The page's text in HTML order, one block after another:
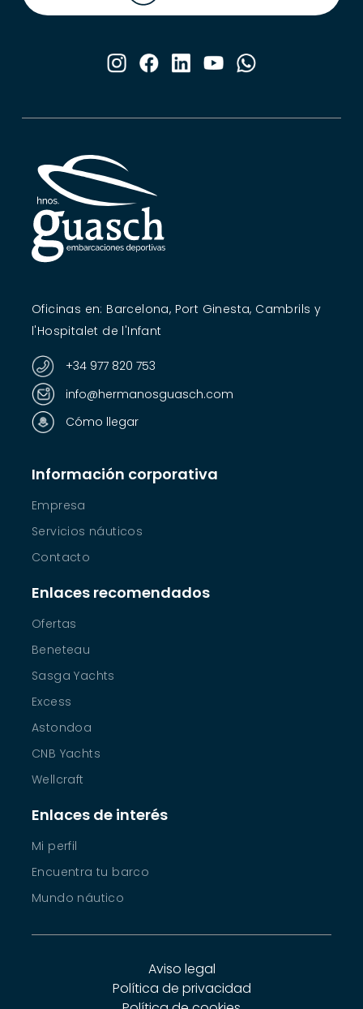
Oficinas en: Barcelona, Port Ginesta, Cambrils y
l'Hospitalet de l'Infant
+34 977 820 753
info@hermanosguasch.com
Cómo llegar
Información corporativa
Empresa
Servicios náuticos
Contacto
Enlaces recomendados
Ofertas
Beneteau
Sasga Yachts
Excess
Astondoa
CNB Yachts
Wellcraft
Enlaces de interés
Mi perfil
Encuentra tu barco
Mundo náutico
Aviso legal
Política de privacidad